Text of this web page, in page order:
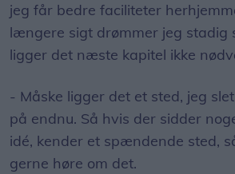
jeg får bedre faciliteter
længere sigt drømmer jeg stadig
ligger det næste kapitel ikke
- Måske ligger det et sted, jeg
på endnu. Så hvis der sidder
idé, kender et spændende sted,
gerne høre om det.